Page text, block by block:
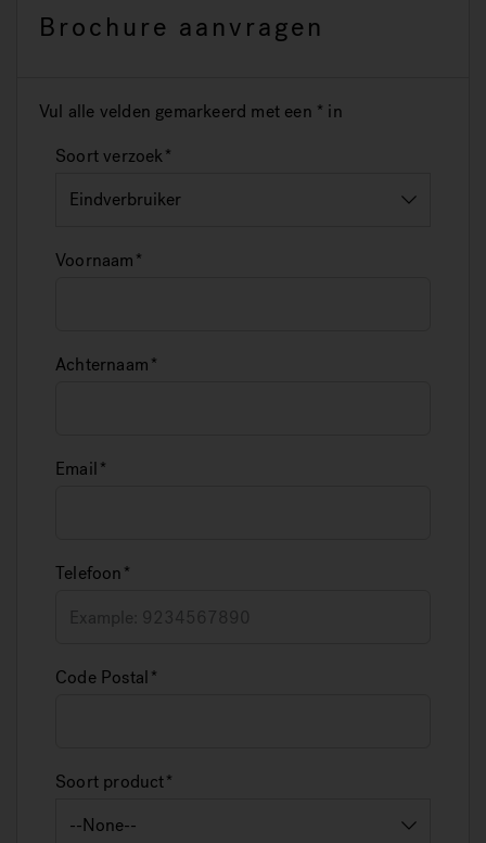
Brochure aanvragen
Vul alle velden gemarkeerd met een * in
Soort verzoek
Voornaam
Achternaam
Email
Telefoon
Code Postal
Soort product